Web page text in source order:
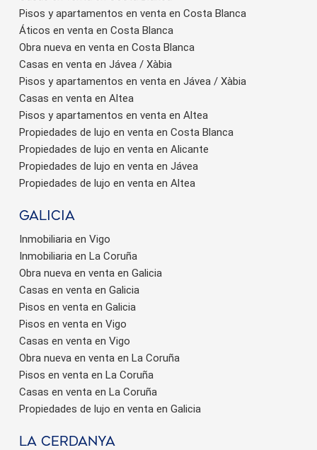
Pisos y apartamentos en venta en Costa Blanca
Áticos en venta en Costa Blanca
Obra nueva en venta en Costa Blanca
Casas en venta en Jávea / Xàbia
Pisos y apartamentos en venta en Jávea / Xàbia
Casas en venta en Altea
Pisos y apartamentos en venta en Altea
Propiedades de lujo en venta en Costa Blanca
Propiedades de lujo en venta en Alicante
Propiedades de lujo en venta en Jávea
Propiedades de lujo en venta en Altea
Galicia
Inmobiliaria en Vigo
Inmobiliaria en La Coruña
Obra nueva en venta en Galicia
Casas en venta en Galicia
Pisos en venta en Galicia
Pisos en venta en Vigo
Casas en venta en Vigo
Obra nueva en venta en La Coruña
Pisos en venta en La Coruña
Casas en venta en La Coruña
Propiedades de lujo en venta en Galicia
La Cerdanya